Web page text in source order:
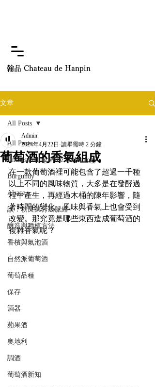
翰品 Chateau de Hanpin
文章
All Posts
Understanding Wine Technology
Burgundy
Alsace
談：勃艮第分級脈絡
釀造與種植方法
香檳與氣泡酒
自然派葡萄酒
葡萄品種
保存
酒器
蘋果酒
奧地利
調酒
葡萄酒新知
All Posts
葡萄酒的香氣組成
Admin
2024年4月22日 讀畢需時 2 分鐘
在一款葡萄酒裡可能包含了超過一千種
以上不同的風味物質，大多是在發酵過
程中產生，再經過木桶的陳年影響，隨
著時間的變化，風味與香氣上也會受到
改變。那究竟是哪些東西造成葡萄酒的
複雜香氣呢？